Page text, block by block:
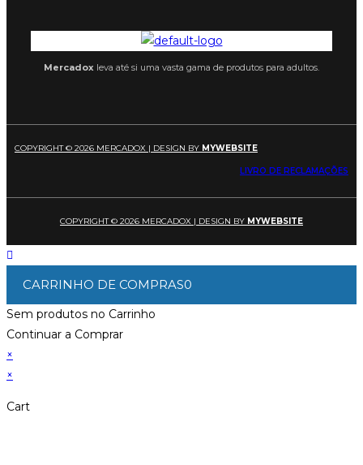
Mercadox leva até si uma vasta gama de produtos para adultos.
COPYRIGHT © 2026 MERCADOX | DESIGN BY MYWEBSITE
LIVRO DE RECLAMAÇÕES
COPYRIGHT © 2026 MERCADOX | DESIGN BY MYWEBSITE
CARRINHO DE COMPRAS0
Sem produtos no Carrinho
Continuar a Comprar
×
×
Cart